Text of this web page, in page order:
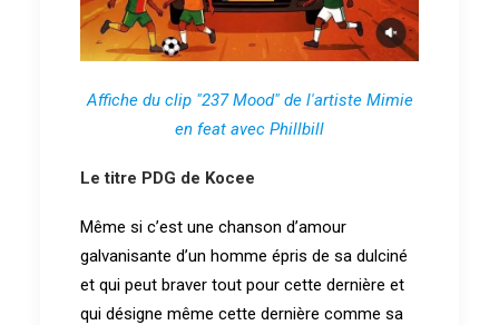
Affiche du clip "237 Mood" de l'artiste Mimie
en feat avec Phillbill
Le titre PDG de Kocee
Même si c’est une chanson d’amour
galvanisante d’un homme épris de sa dulciné
et qui peut braver tout pour cette dernière et
qui désigne même cette dernière comme sa